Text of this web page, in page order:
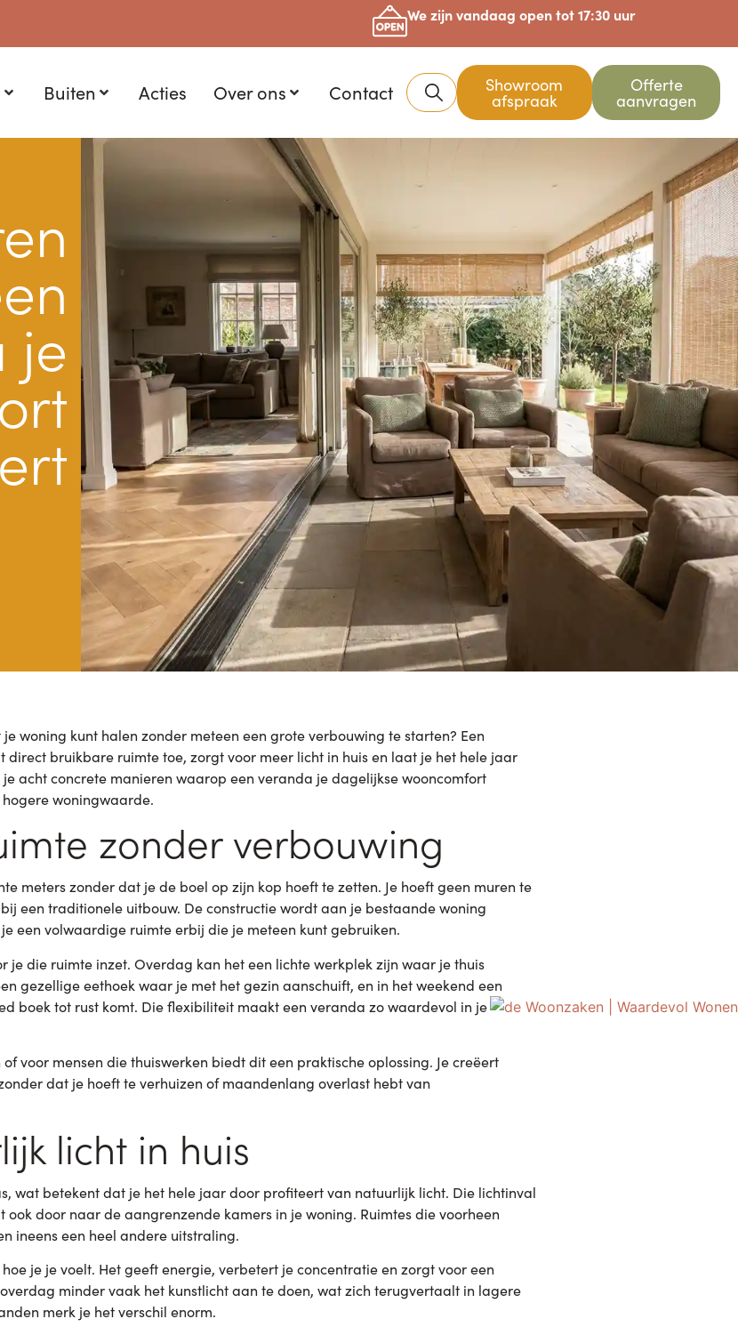
We zijn vandaag open tot 17:30 uur
Buiten Acties Over ons Contact Showroom
afspraak
Offerte
aanvragen
je
woning kunt halen zonder meteen een grote verbouwing te starten? Een
bruikbare ruimte toe, zorgt voor meer licht in huis en laat je het hele jaar
acht concrete manieren waarop een veranda je dagelijkse wooncomfort
woningwaarde.
zonder verbouwing
meters zonder dat je de boel op zijn kop hoeft te zetten. Je hoeft geen muren te
een traditionele uitbouw. De constructie wordt aan je bestaande woning
een volwaardige ruimte erbij die je meteen kunt gebruiken.
je die ruimte inzet. Overdag kan het een lichte werkplek zijn waar je thuis
gezellige eethoek waar je met het gezin aanschuift, en in het weekend een
boek tot rust komt. Die flexibiliteit maakt een veranda zo waardevol in je
voor mensen die thuiswerken biedt dit een praktische oplossing. Je creëert
dat je hoeft te verhuizen of maandenlang overlast hebt van
licht in huis
wat betekent dat je het hele jaar door profiteert van natuurlijk licht. Die lichtinval
door naar de aangrenzende kamers in je woning. Ruimtes die voorheen
ineens een heel andere uitstraling.
je je voelt. Het geeft energie, verbetert je concentratie en zorgt voor een
minder vaak het kunstlicht aan te doen, wat zich terugvertaalt in lagere
merk je het verschil enorm.